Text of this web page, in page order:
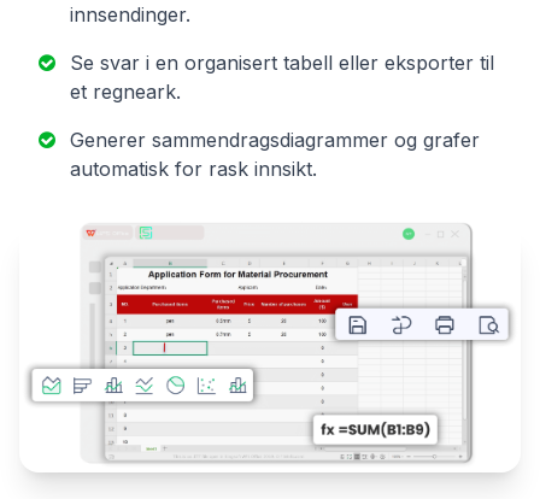
innsendinger.
Se svar i en organisert tabell eller eksporter til
et regneark.
Generer sammendragsdiagrammer og grafer
automatisk for rask innsikt.